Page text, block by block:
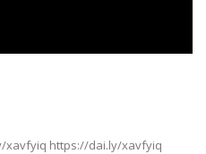
https://dai.ly/xavfyiq